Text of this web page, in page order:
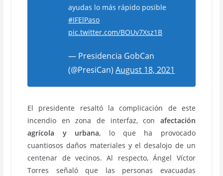
ayudas lo más rápido posible
#IFElPaso
pic.twitter.com/BOUv7Xsz1B
— Presidencia GobCan
(@PresiCan)August 18, 2021
El presidente resaltó la complicación de este
incendio en zona de interfaz, con afectación
agrícola y urbana, lo que ha provocado
cuantiosos daños materiales y el desalojo de un
centenar de vecinos. Al respecto, Ángel Víctor
Torres señaló que las personas evacuadas